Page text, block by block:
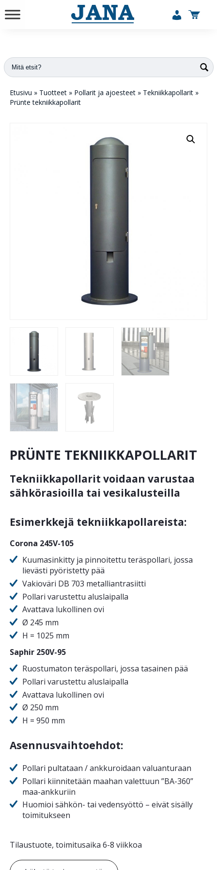
Etusivu » Tuotteet » Pollarit ja ajoesteet » Tekniikkapollarit »
Prünte tekniikkapollarit
PRÜNTE TEKNIIKKAPOLLARIT
Tekniikkapollarit voidaan varustaa
sähkörasioilla tai vesikalusteilla
Esimerkkejä tekniikkapollareista:
Corona 245V-105
Kuumasinkitty ja pinnoitettu teräspollari, jossa
lievästi pyöristetty pää
Vakioväri DB 703 metalliantrasiitti
Pollari varustettu aluslaipalla
Avattava lukollinen ovi
Ø 245 mm
H = 1025 mm
Saphir 250V-95
Ruostumaton teräspollari, jossa tasainen pää
Pollari varustettu aluslaipalla
Avattava lukollinen ovi
Ø 250 mm
H = 950 mm
Asennusvaihtoehdot:
Pollari pultataan / ankkuroidaan valuanturaan
Pollari kiinnitetään maahan valettuun ”BA-360”
maa-ankkuriin
Huomioi sähkön- tai vedensyöttö – eivät sisälly
toimitukseen
Tilaustuote, toimitusaika 6-8 viikkoa